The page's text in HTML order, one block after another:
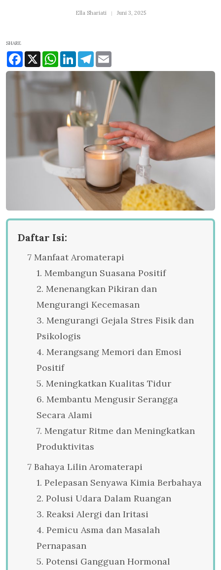
Ella Shariati Juni 3, 2025
SHARE
Facebook
X WhatsApp
LinkedInTelegram
Daftar Isi:
7 Manfaat Aromaterapi
1. Membangun Suasana Positif
2. Menenangkan Pikiran dan
Mengurangi Kecemasan
3. Mengurangi Gejala Stres Fisik dan
Psikologis
4. Merangsang Memori dan Emosi
Positif
5. Meningkatkan Kualitas Tidur
6. Membantu Mengusir Serangga
Secara Alami
7. Mengatur Ritme dan Meningkatkan
Produktivitas
7 Bahaya Lilin Aromaterapi
1. Pelepasan Senyawa Kimia Berbahaya
2. Polusi Udara Dalam Ruangan
3. Reaksi Alergi dan Iritasi
4. Pemicu Asma dan Masalah
Pernapasan
5. Potensi Gangguan Hormonal